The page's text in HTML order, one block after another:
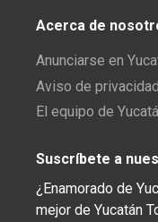
Acerca de
Anunciarse en
Aviso de privacidad
El equipo de
Suscríbete a
¿Enamorado de
mejor de Yucatán